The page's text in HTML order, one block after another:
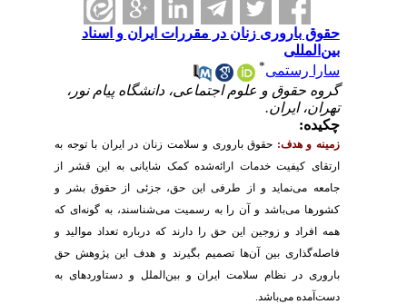
حقوق باروری زنان در مقررات ایران و اسناد
بین‌المللی
سارا رستمی
گروه حقوق و علوم اجتماعی، دانشگاه پیام نور،
تهران، ایران.
چکیده:
زمینه و هدف: حقوق باروری و سلامت زنان در ایران با توجه به
ارتقای کیفیت خدمات ارائه‌شده کمک شایانی به این قشر از
جامعه می‌نماید و از طرفی این حق، جزئی از حقوق بشر و
کشورها می‌باشد و آن را به رسمیت می‌شناسند، به گونه‌ای که
همه افراد و زوجین این حق را دارند که درباره تعداد موالید و
فاصله‌گذاری بین آن‌ها تصمیم بگیرند و هدف این پژوهش حق
باروری در نظام سلامت ایران و بین‌الملل و دستاوردهای به
دست‌آمده می‌باشد.